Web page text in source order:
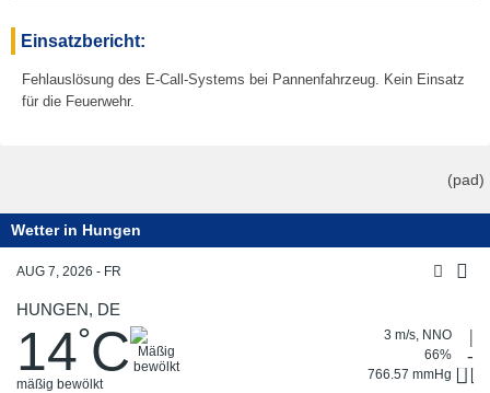
Einsatzbericht:
Fehlauslösung des E-Call-Systems bei Pannenfahrzeug. Kein Einsatz
für die Feuerwehr.
(pad)
Wetter in Hungen
AUG 7, 2026 - FR
HUNGEN, DE
14°C
mäßig bewölkt
3 m/s, NNO
66%
766.57 mmHg